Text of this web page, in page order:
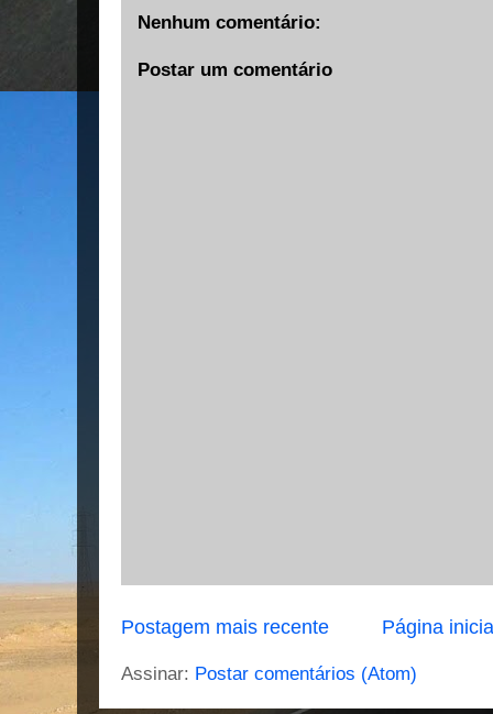
Nenhum comentário:
Postar um comentário
Postagem mais recente Página
Assinar: Postar comentários (Atom)